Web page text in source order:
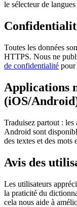
le sélecteur de
Toutes les données
HTTPS. Nous ne
de confidentialité pour
Applications
(iOS/
Traduisez partout :
Android sont
des textes et des mots
Avis des
Les utilisateurs
la praticité du
cela nous aide à